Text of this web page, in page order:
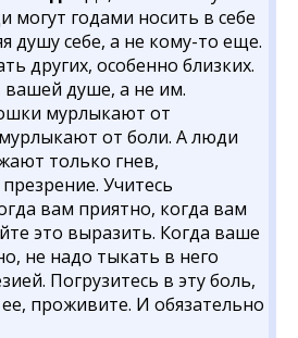
могут годами носить в себе
душу себе, а не кому-то еще.
других, особенно близких.
душе, а не им.
мурлыкают от
от боли. А люди
только гнев,
Учитесь
вам приятно, когда вам
это выразить. Когда ваше
не надо тыкать в него
Погрузитесь в эту боль,
проживите. И обязательно